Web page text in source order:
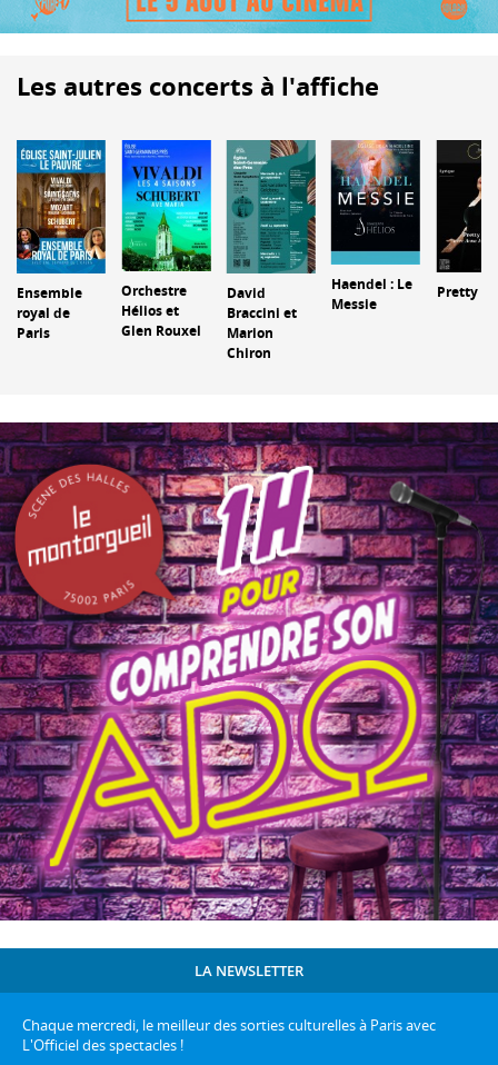
Les autres concerts à l'affiche
Ensemble
royal de
Paris
Orchestre
Hélios et
Glen Rouxel
David
Braccini et
Marion
Chiron
Haendel : Le
Messie
Pretty
LA NEWSLETTER
Chaque mercredi, le meilleur des sorties culturelles à Paris avec
L'Officiel des spectacles !